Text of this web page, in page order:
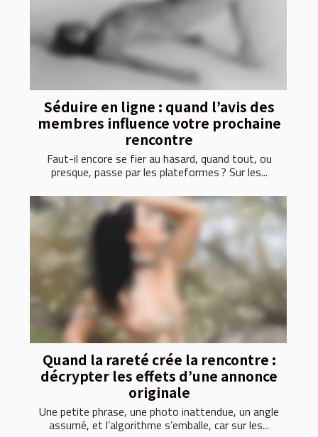
Séduire en ligne : quand l’avis des
membres influence votre prochaine
rencontre
Faut-il encore se fier au hasard, quand tout, ou
presque, passe par les plateformes ? Sur les...
Quand la rareté crée la rencontre :
décrypter les effets d’une annonce
originale
Une petite phrase, une photo inattendue, un angle
assumé, et l’algorithme s’emballe, car sur les...